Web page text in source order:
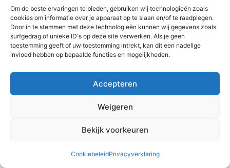
Om de beste ervaringen te bieden, gebruiken wij technologieën zoals
cookies om informatie over je apparaat op te slaan en/of te raadplegen.
Door in te stemmen met deze technologieën kunnen wij gegevens zoals
surfgedrag of unieke ID's op deze site verwerken. Als je geen
toestemming geeft of uw toestemming intrekt, kan dit een nadelige
invloed hebben op bepaalde functies en mogelijkheden.
Accepteren
Weigeren
Bekijk voorkeuren
CookiebeleidPrivacyverklaring
© 2026 AlleNamen.nl